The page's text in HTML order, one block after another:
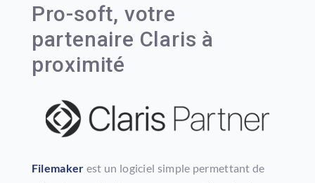
Pro-soft, votre
partenaire Claris à
proximité
Filemaker est un logiciel simple permettant de